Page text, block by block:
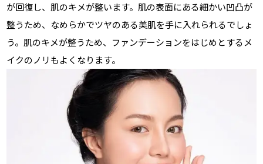
が回復し、肌のキメが整います。肌の表面にある細かい凹凸が
整うため、なめらかでツヤのある美肌を手に入れられるでしょ
う。肌のキメが整うため、ファンデーションをはじめとするメ
イクのノリもよくなります。